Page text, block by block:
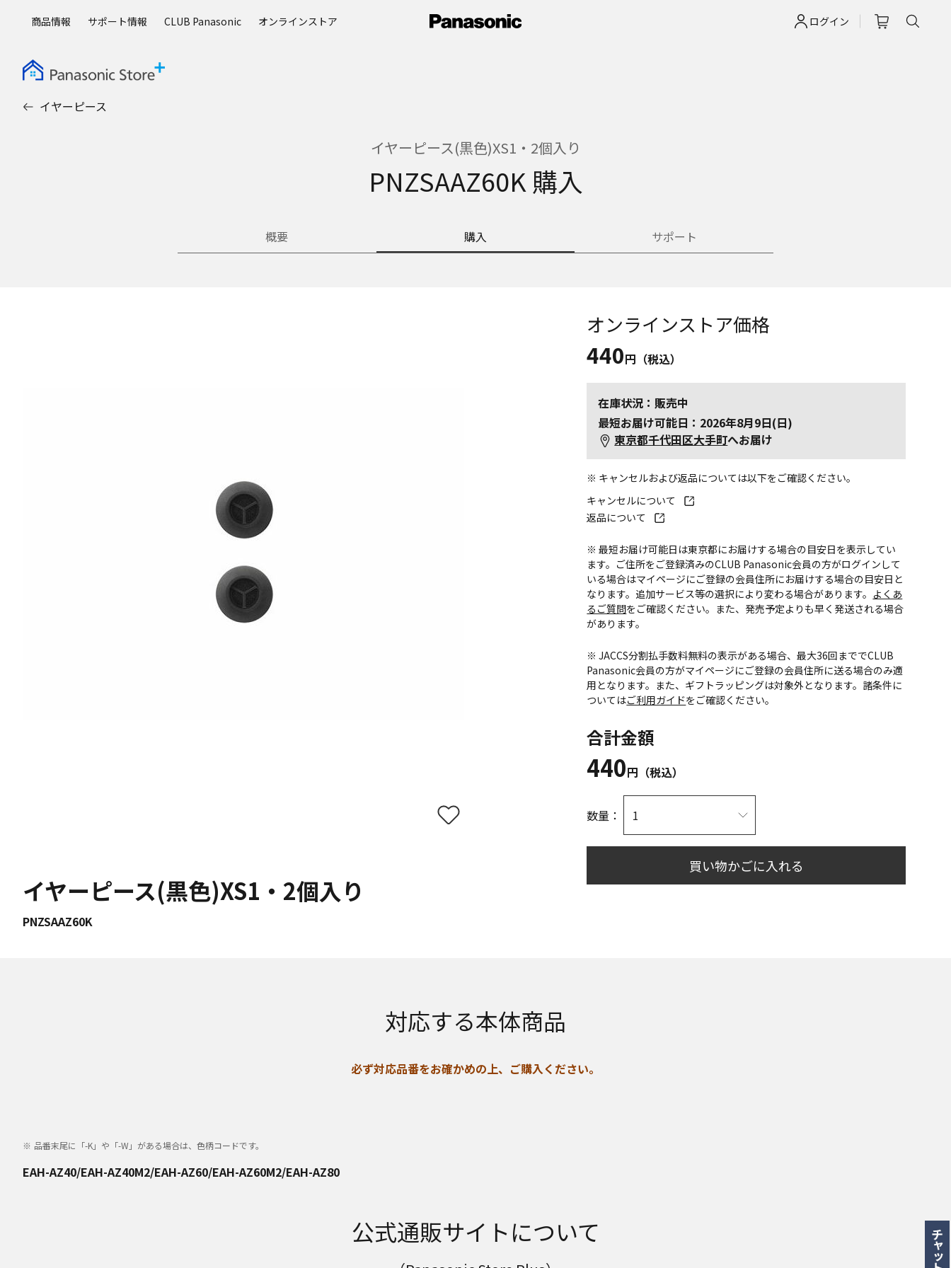
ログイン
商品情報 サポート情報 CLUB Panasonic オンラインストア
イヤーピース
イヤーピース(黒色)XS1・2個入り
PNZSAAZ60K 購入
概要 購入 サポート
イヤーピース(黒色)XS1・2個入り
PNZSAAZ60K
オンラインストア価格
440円（税込）
在庫状況：販売中
最短お届け可能日：2026年8月9日(日)
東京都千代田区大手町へお届け
※ キャンセルおよび返品については以下をご確認ください。
キャンセルについて
返品について
※ 最短お届け可能日は東京都にお届けする場合の目安日を表示してい
ます。ご住所をご登録済みのCLUB Panasonic会員の方がログインして
いる場合はマイページにご登録の会員住所にお届けする場合の目安日と
なります。追加サービス等の選択により変わる場合があります。 よくあ
るご質問をご確認ください。また、発売予定よりも早く発送される場合
があります。
※ JACCS分割払手数料無料の表示がある場合、最大36回まででCLUB
Panasonic会員の方がマイページにご登録の会員住所に送る場合のみ適
用となります。また、ギフトラッピングは対象外となります。諸条件に
ついてはご利用ガイドをご確認ください。
合計金額
440円（税込）
数量：
買い物かごに入れる
対応する本体商品
必ず対応品番をお確かめの上、ご購入ください。
品番末尾に「-K」や「-W」がある場合は、色柄コードです。
EAH-AZ40/EAH-AZ40M2/EAH-AZ60/EAH-AZ60M2/EAH-AZ80
公式通販サイトについて